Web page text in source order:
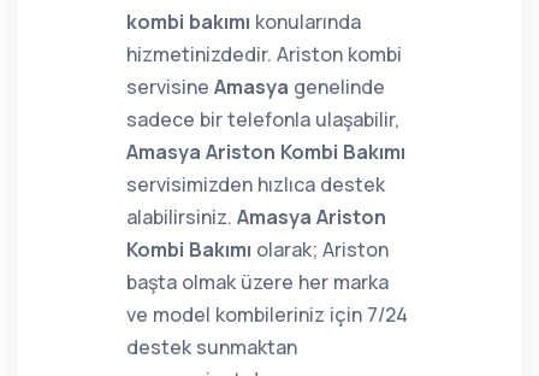
kombi bakımı konularında
hizmetinizdedir. Ariston kombi
servisine Amasya genelinde
sadece bir telefonla ulaşabilir,
Amasya Ariston Kombi Bakımı
servisimizden hızlıca destek
alabilirsiniz. Amasya Ariston
Kombi Bakımı olarak; Ariston
başta olmak üzere her marka
ve model kombileriniz için 7/24
destek sunmaktan